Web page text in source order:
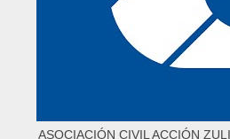
ASOCIACIÓN CIVIL ACCIÓN